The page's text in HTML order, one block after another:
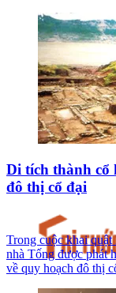
Di tích thành cổ
đô thị cổ đại
Trong cuộc khai
nhà Tống được phát
về quy hoạch đô thị